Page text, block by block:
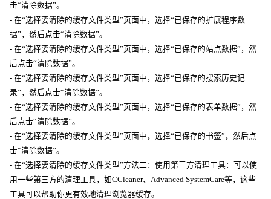
击“清除数据”。
- 在“选择要清除的缓存文件类型”页面中，选择“已保存的扩展程序数
据”，然后点击“清除数据”。
- 在“选择要清除的缓存文件类型”页面中，选择“已保存的站点数据”，然
后点击“清除数据”。
- 在“选择要清除的缓存文件类型”页面中，选择“已保存的搜索历史记
录”，然后点击“清除数据”。
- 在“选择要清除的缓存文件类型”页面中，选择“已保存的表单数据”，然
后点击“清除数据”。
- 在“选择要清除的缓存文件类型”页面中，选择“已保存的书签”，然后点
击“清除数据”。
- 在“选择要清除的缓存文件类型”方法二：使用第三方清理工具：可以使
用一些第三方的清理工具，如CCleaner、Advanced SystemCare等，这些
工具可以帮助你更有效地清理浏览器缓存。